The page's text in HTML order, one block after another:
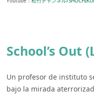
School’s Out
Un profesor de instituto
bajo la mirada